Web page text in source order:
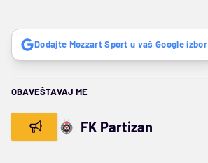
Dodajte Mozzart Sport u vaš Google izbor
OBAVEŠTAVAJ ME
FK Partizan